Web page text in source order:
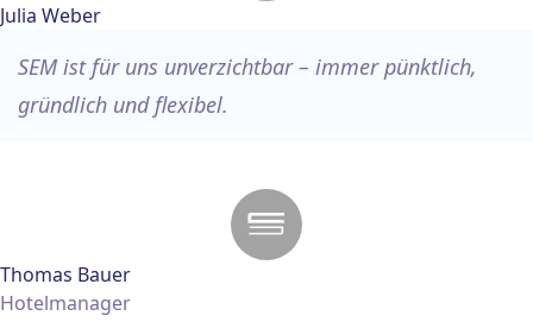
Julia Weber
SEM ist für uns unverzichtbar – immer pünktlich,
gründlich und flexibel.
Thomas Bauer
Hotelmanager